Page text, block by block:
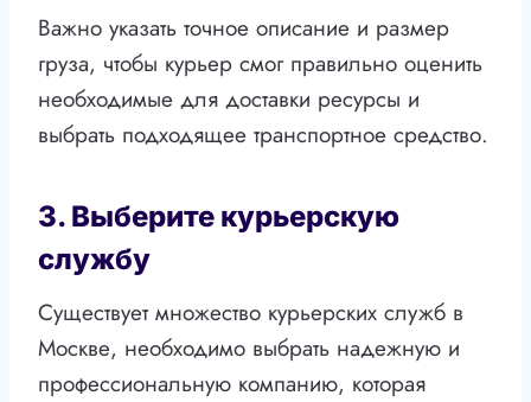
Важно указать точное описание и размер
груза, чтобы курьер смог правильно оценить
необходимые для доставки ресурсы и
выбрать подходящее транспортное средство.
3. Выберите курьерскую
службу
Существует множество курьерских служб в
Москве, необходимо выбрать надежную и
профессиональную компанию, которая